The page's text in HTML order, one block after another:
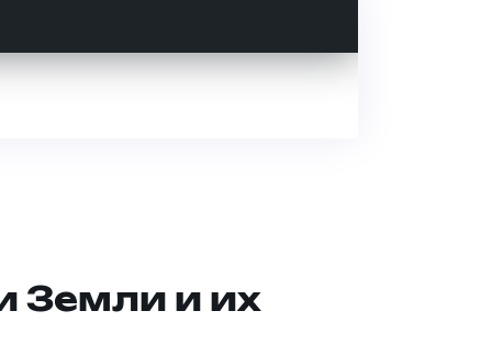
Земли и их